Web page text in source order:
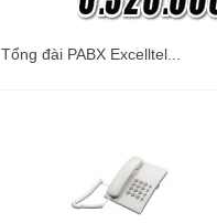
Tổng đài PABX Excelltel...